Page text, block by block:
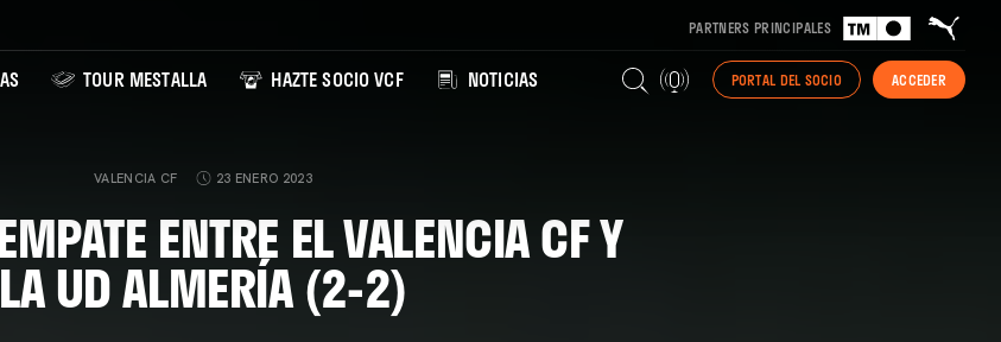
PARTNERS PRINCIPALES
TOUR MESTALLA HAZTE SOCIO VCF NOTICIAS PORTAL DEL SOCIO ACCEDER
VALENCIA CF 23 ENERO 2023
ENTRE EL VALENCIA CF Y
LA UD ALMERÍA (2-2)